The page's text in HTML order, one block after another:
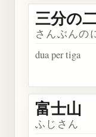
三分の
さんぶんの
dua per tiga
富士山
ふじさん